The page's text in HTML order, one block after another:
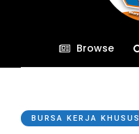
Browse
BURSA KERJA KHUSUS